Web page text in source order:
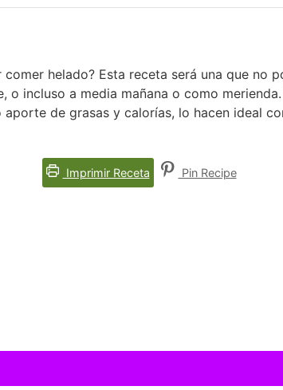
helado? Esta receta será una que no
o incluso a media mañana o como
de grasas y calorías, lo hacen ideal
Imprimir Receta Pin Recipe